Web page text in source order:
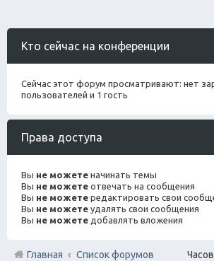
Кто сейчас на конференции
Сейчас этот форум просматривают: нет
пользователей и 1 гость
Права доступа
Вы не можете начинать темы
Вы не можете отвечать на сообщения
Вы не можете редактировать свои
Вы не можете удалять свои сообщения
Вы не можете добавлять вложения
Главная Список форумов